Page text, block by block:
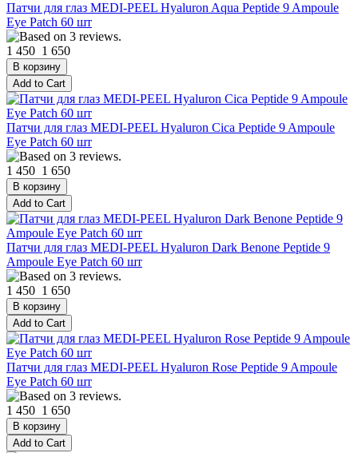
Патчи для глаз MEDI-PEEL Hyaluron Aqua Peptide 9 Ampoule
Eye Patch 60 шт
1 450 1 650
Патчи для глаз MEDI-PEEL Hyaluron Cica Peptide 9 Ampoule
Eye Patch 60 шт
1 450 1 650
Патчи для глаз MEDI-PEEL Hyaluron Dark Benone Peptide 9
Ampoule Eye Patch 60 шт
1 450 1 650
Патчи для глаз MEDI-PEEL Hyaluron Rose Peptide 9 Ampoule
Eye Patch 60 шт
1 450 1 650